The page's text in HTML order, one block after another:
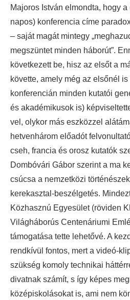
Majoros István elmondta, hogy a
napos) konferencia címe
– saját magát mintegy
megszüntet minden háborút”.
következett be, hisz az elsőt a
követte, amely még az elsőnél
konferencián minden kutatói
és akadémikusok is)
vel, olykor más eszközzel
hetvenhárom előadót
cseh, francia és orosz kutatók
Dombóvári Gábor szerint a ma
csúcsa a nemzetközi
kerekasztal-beszélgetés.
Közhasznú Egyesület (röviden
Világháborús Centenáriumi
támogatása tette lehetővé. A
rendkívül fontos, mert a videó-
szükség komoly technikai
divatnak számít, s így képes
középiskolásokat is, ami nem